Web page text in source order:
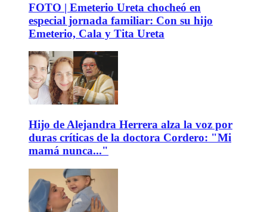
FOTO | Emeterio Ureta chocheó en
especial jornada familiar: Con su hijo
Emeterio, Cala y Tita Ureta
Hijo de Alejandra Herrera alza la voz por
duras críticas de la doctora Cordero: "Mi
mamá nunca..."